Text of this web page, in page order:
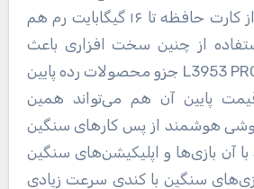
کنیم که این گوشی از کارت حافظه تا ۱۶ گیگابایت رم هم
از چنین سخت افزاری باعث
شده که L3953 PRO advance جزو محصولات رده پایین
پایین آن هم می‌تواند همین
هوشمند از پس کارهای سنگین
با آن‌ بازی‌ها و اپلیکیشن‌های سنگین
سنگین با کندی سرعت زیادی